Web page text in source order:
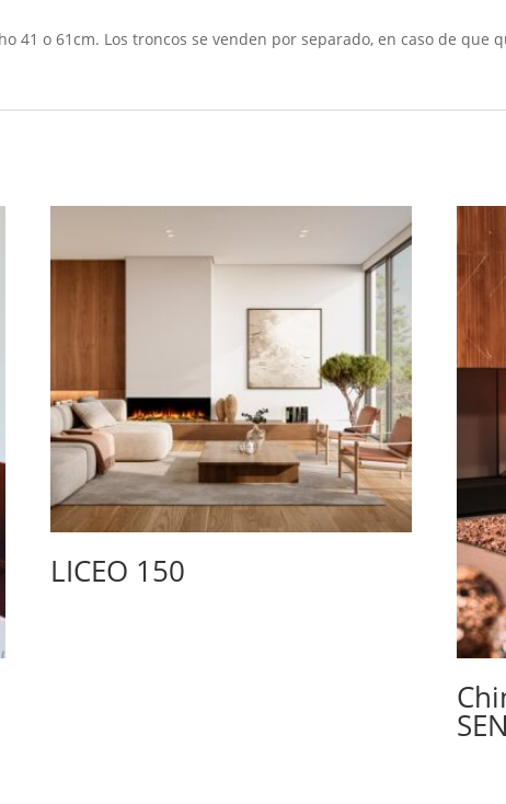
41 o 61cm. Los troncos se venden por separado, en caso de que
LICEO 150